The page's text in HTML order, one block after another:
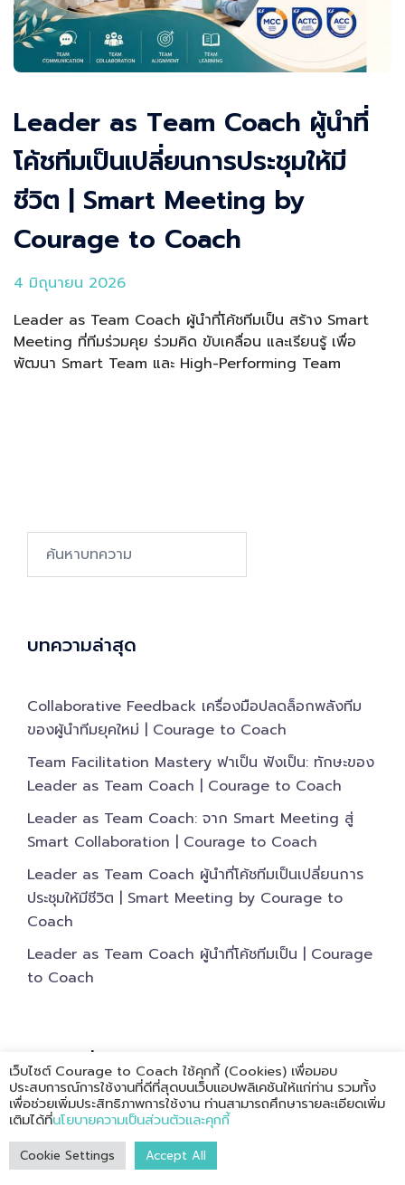
Leader as Team Coach ผู้นำที่
โค้ชทีมเป็นเปลี่ยนการประชุมให้มี
ชีวิต | Smart Meeting by
Courage to Coach
4 มิถุนายน 2026
Leader as Team Coach ผู้นำที่โค้ชทีมเป็น สร้าง Smart
Meeting ที่ทีมร่วมคุย ร่วมคิด ขับเคลื่อน และเรียนรู้ เพื่อ
พัฒนา Smart Team และ High-Performing Team
Search…
บทความล่าสุด
Collaborative Feedback เครื่องมือปลดล็อกพลังทีม
ของผู้นำทีมยุคใหม่ | Courage to Coach
Team Facilitation Mastery ฟาเป็น ฟังเป็น: ทักษะของ
Leader as Team Coach | Courage to Coach
Leader as Team Coach: จาก Smart Meeting สู่
Smart Collaboration | Courage to Coach
Leader as Team Coach ผู้นำที่โค้ชทีมเป็นเปลี่ยนการ
ประชุมให้มีชีวิต | Smart Meeting by Courage to
Coach
Leader as Team Coach ผู้นำที่โค้ชทีมเป็น | Courage
to Coach
หมวดหมู่บทความ
01 Team Coaching | การโค้ชทีม
02 Leader as Team Coach | ผู้นำที่โค้ชทีมเป็น​
เว็บไซต์ Courage to Coach ใช้คุกกี้ (Cookies) เพื่อมอบ
ประสบการณ์การใช้งานที่ดีที่สุดบนเว็บแอปพลิเคชันให้แก่ท่าน รวมทั้ง
เพื่อช่วยเพิ่มประสิทธิภาพการใช้งาน ท่านสามารถศึกษารายละเอียดเพิ่ม
เติมได้ที่นโยบายความเป็นส่วนตัวและคุกกี้
Cookie Settings Accept All